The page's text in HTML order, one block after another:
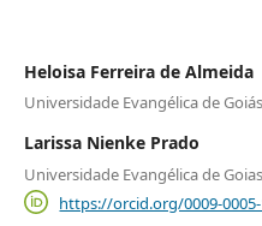
Heloisa Ferreira de Almeida
Universidade Evangélica de
Larissa Nienke Prado
Universidade Evangélica de
https://orcid.org/0009-